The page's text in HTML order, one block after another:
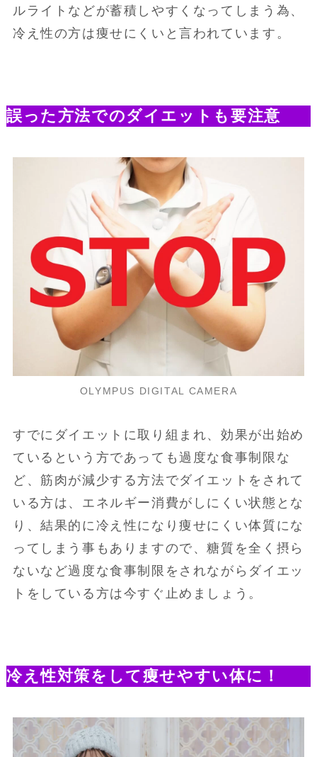
ルライトなどが蓄積しやすくなってしまう為、
冷え性の方は痩せにくいと言われています。
誤った方法でのダイエットも要注意
OLYMPUS DIGITAL CAMERA
すでにダイエットに取り組まれ、効果が出始め
ているという方であっても過度な食事制限な
ど、筋肉が減少する方法でダイエットをされて
いる方は、エネルギー消費がしにくい状態とな
り、結果的に冷え性になり痩せにくい体質にな
ってしまう事もありますので、糖質を全く摂ら
ないなど過度な食事制限をされながらダイエッ
トをしている方は今すぐ止めましょう。
冷え性対策をして痩せやすい体に！